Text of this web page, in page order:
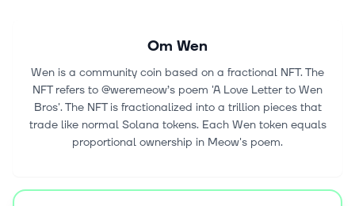
Om Wen
Wen is a community coin based on a fractional NFT. The
NFT refers to @weremeow’s poem 'A Love Letter to Wen
Bros'. The NFT is fractionalized into a trillion pieces that
trade like normal Solana tokens. Each Wen token equals
proportional ownership in Meow's poem.